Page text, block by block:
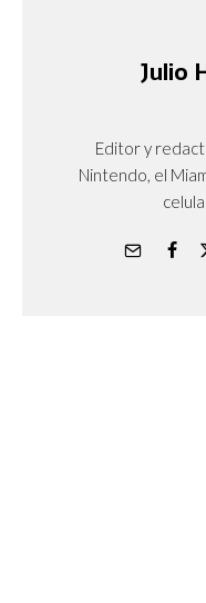
Julio
Editor y
Nintendo, el